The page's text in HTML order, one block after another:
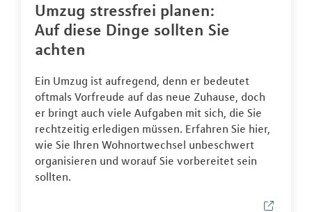
Umzug stressfrei planen:
Auf diese Dinge sollten Sie
achten
Ein Umzug ist aufregend, denn er bedeutet
oftmals Vorfreude auf das neue Zuhause, doch
er bringt auch viele Aufgaben mit sich, die Sie
rechtzeitig erledigen müssen. Erfahren Sie hier,
wie Sie Ihren Wohnortwechsel unbeschwert
organisieren und worauf Sie vorbereitet sein
sollten.